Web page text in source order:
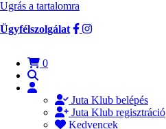
Ugrás a tartalomra
Ügyfélszolgálat
0
Juta Klub belépés
Juta Klub regisztráció
Kedvencek